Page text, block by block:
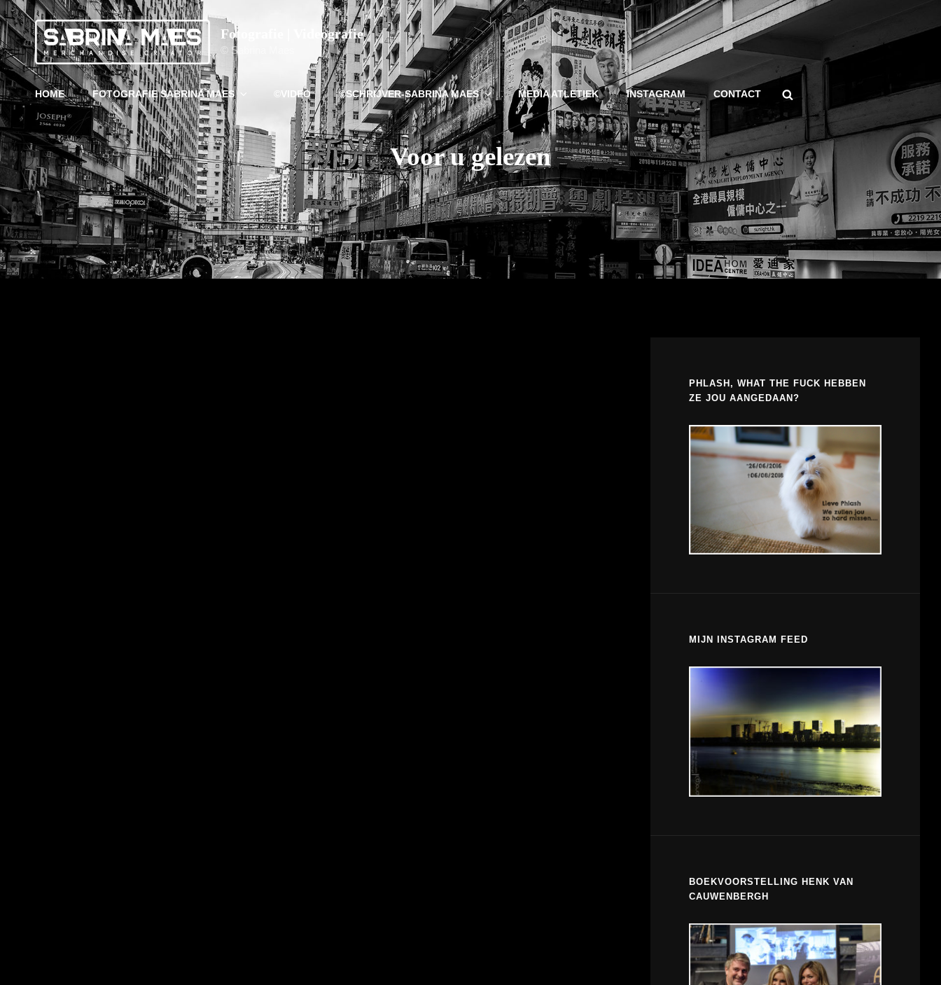
Fotografie | Videografie
© Sabrina Maes
HOME FOTOGRAFIE SABRINA MAES ©VIDEO ©SCHRIJVER-SABRINA MAES MEDIA ATLETIEK INSTAGRAM CONTACT Search
Voor u gelezen
PHLASH, WHAT THE FUCK HEBBEN
ZE JOU AANGEDAAN?
MIJN INSTAGRAM FEED
BOEKVOORSTELLING HENK VAN
CAUWENBERGH